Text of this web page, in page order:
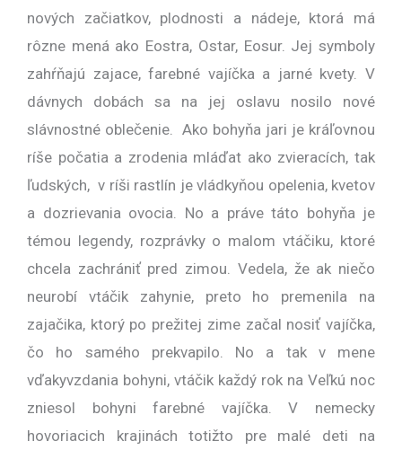
nových začiatkov, plodnosti a nádeje, ktorá má
rôzne mená ako Eostra, Ostar, Eosur. Jej symboly
zahŕňajú zajace, farebné vajíčka a jarné kvety. V
dávnych dobách sa na jej oslavu nosilo nové
slávnostné oblečenie. Ako bohyňa jari je kráľovnou
ríše počatia a zrodenia mláďat ako zvieracích, tak
ľudských, v ríši rastlín je vládkyňou opelenia, kvetov
a dozrievania ovocia. No a práve táto bohyňa je
témou legendy, rozprávky o malom vtáčiku, ktoré
chcela zachrániť pred zimou. Vedela, že ak niečo
neurobí vtáčik zahynie, preto ho premenila na
zajačika, ktorý po prežitej zime začal nosiť vajíčka,
čo ho samého prekvapilo. No a tak v mene
vďakyvzdania bohyni, vtáčik každý rok na Veľkú noc
zniesol bohyni farebné vajíčka. V nemecky
hovoriacich krajinách totižto pre malé deti na